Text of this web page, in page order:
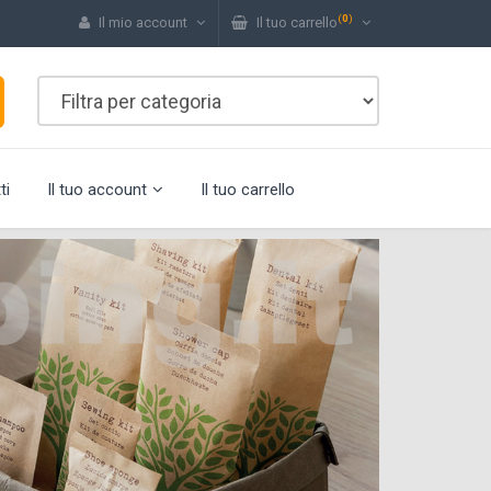
Il mio account Il tuo carrello(0)
Il tuo account Il tuo carrello